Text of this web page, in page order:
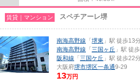
賃貸｜マンション スペチアーレ堺
南海高野線 「 堺東 」駅 徒歩13
南海高野線 「 三国ヶ丘 」駅 徒
阪和線 「 三国ケ丘 」駅 徒歩22
大阪府堺市堺区一条通9-29
13万円